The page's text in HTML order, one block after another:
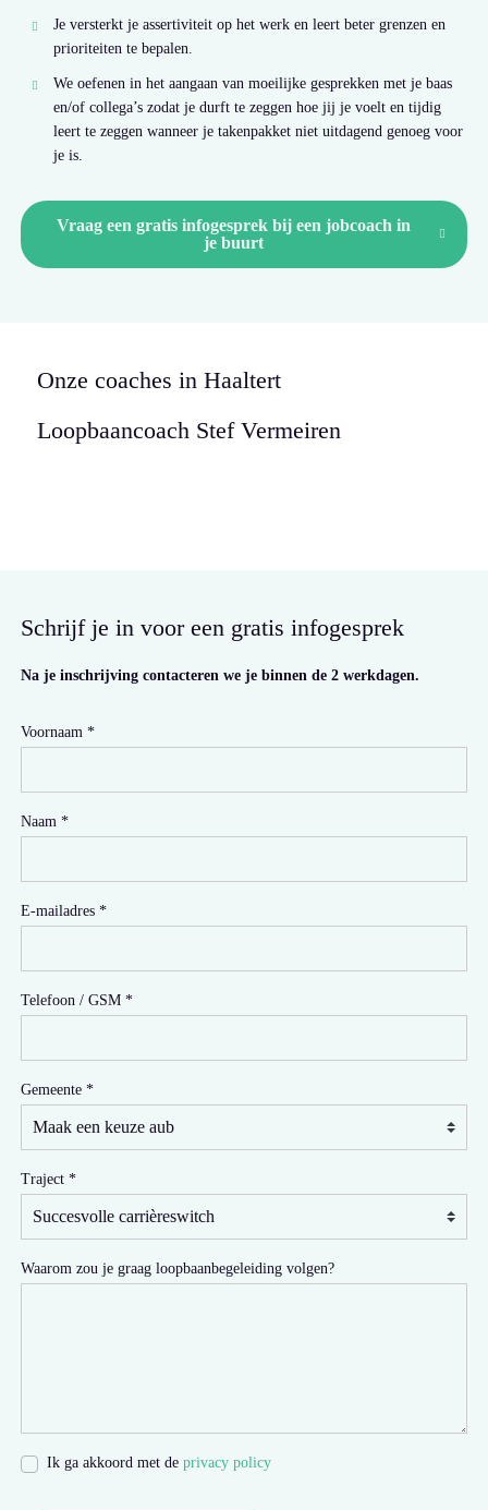
Je versterkt je assertiviteit op het werk en leert beter grenzen en
prioriteiten te bepalen.
We oefenen in het aangaan van moeilijke gesprekken met je baas
en/of collega’s zodat je durft te zeggen hoe jij je voelt en tijdig
leert te zeggen wanneer je takenpakket niet uitdagend genoeg voor
je is.
Vraag een gratis infogesprek bij een jobcoach in
je buurt
Onze coaches in Haaltert
Loopbaancoach Stef Vermeiren
Schrijf je in voor een gratis infogesprek
Na je inschrijving contacteren we je binnen de 2 werkdagen.
Voornaam
Naam
E-mailadres
Telefoon / GSM
Gemeente
Traject
Waarom zou je graag loopbaanbegeleiding volgen?
Ik ga akkoord met deprivacy policy